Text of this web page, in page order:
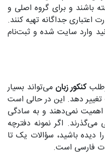
باشند و برای گروه اصلی و
اعتباری جداگانه تهیه کنند.
وارد سایت شده و ثبت‌نام
کنکور زبانمی‌تواند بسیار
تغییر دهد. این در حالی است
اهمیت نمی‌دهند و به سادگی
اگر نمونه دفترچه
باشید، سؤالات یک تا